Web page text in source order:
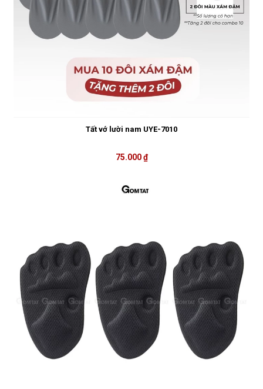
Tất vớ lười nam UYE-7010
75.000 ₫